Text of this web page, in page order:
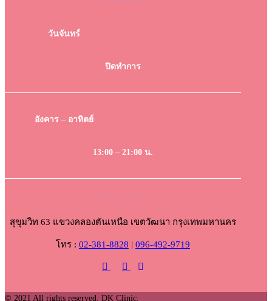
วันจันทร์
ปิดทำการ
อังคาร – อาทิตย์
13:00 – 21:00 น.
สุขุมวิท 63 แขวงคลองตันเหนือ เขตวัฒนา กรุงเทพมหานคร
โทร : 02-381-8828 | 096-492-9719
© 2021 All rights reserved. DK Clinic.